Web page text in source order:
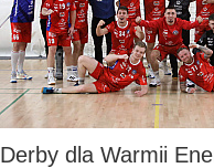
Derby dla Warmii